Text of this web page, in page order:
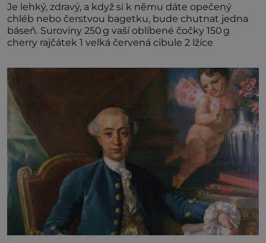
Je lehký, zdravý, a když si k němu dáte opečený
chléb nebo čerstvou bagetku, bude chutnat jedna
báseň. Suroviny 250 g vaší oblíbené čočky 150 g
cherry rajčátek 1 velká červená cibule 2 lžíce